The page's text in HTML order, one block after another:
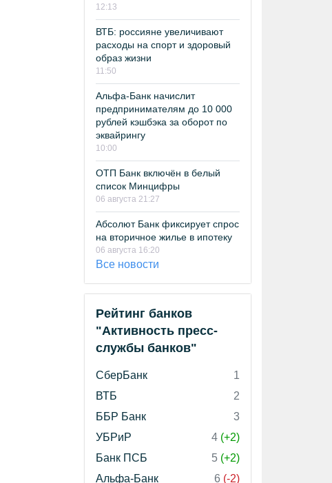
12:13
ВТБ: россияне увеличивают
расходы на спорт и здоровый
образ жизни
11:50
Альфа-Банк начислит
предпринимателям до 10 000
рублей кэшбэка за оборот по
эквайрингу
10:00
ОТП Банк включён в белый
список Минцифры
06 августа 21:27
Абсолют Банк фиксирует спрос
на вторичное жилье в ипотеку
06 августа 16:20
Все новости
Рейтинг банков
"Активность пресс-
службы банков"
СберБанк
1
ВТБ
2
ББР Банк
3
УБРиР
4 (+2)
Банк ПСБ
5 (+2)
Альфа-Банк
6 (-2)